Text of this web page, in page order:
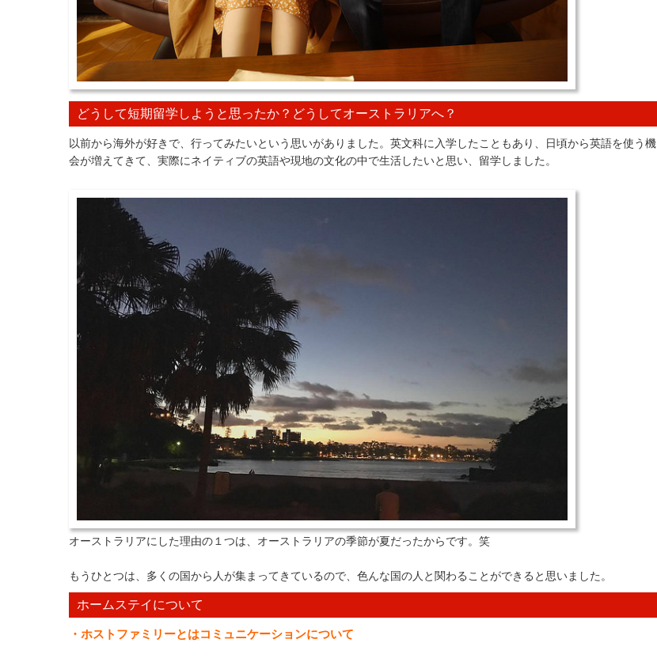
どうして短期留学しようと思ったか？どうしてオーストラリアへ？
以前から海外が好きで、行ってみたいという思いがありました。英文科に入学したこともあり、日頃から英語を使う機
会が増えてきて、実際にネイティブの英語や現地の文化の中で生活したいと思い、留学しました。
オーストラリアにした理由の１つは、オーストラリアの季節が夏だったからです。笑
もうひとつは、多くの国から人が集まってきているので、色んな国の人と関わることができると思いました。
ホームステイについて
・ホストファミリーとはコミュニケーションについて